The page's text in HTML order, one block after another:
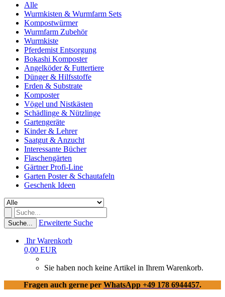
Alle
Wurmkisten & Wurmfarm Sets
Kompostwürmer
Wurmfarm Zubehör
Wurmkiste
Pferdemist Entsorgung
Bokashi Komposter
Angelköder & Futtertiere
Dünger & Hilfsstoffe
Erden & Substrate
Komposter
Vögel und Nistkästen
Schädlinge & Nützlinge
Gartengeräte
Kinder & Lehrer
Saatgut & Anzucht
Interessante Bücher
Flaschengärten
Gärtner Profi-Line
Garten Poster & Schautafeln
Geschenk Ideen
Suche... Erweiterte Suche
Ihr Warenkorb
0,00 EUR
Sie haben noch keine Artikel in Ihrem Warenkorb.
Fragen auch gerne per WhatsApp +49 178 6944457.